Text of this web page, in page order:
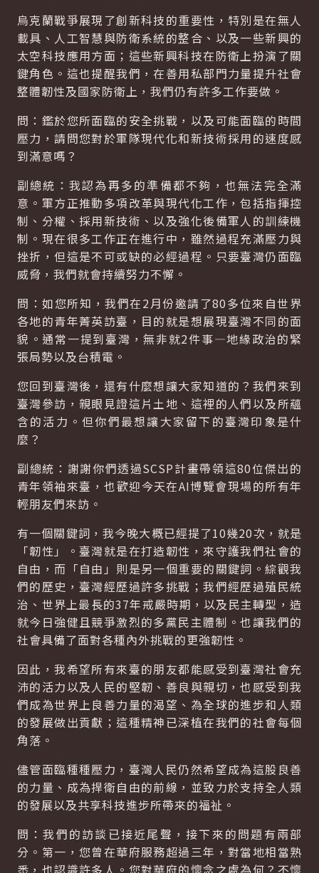
烏克蘭戰爭展現了創新科技的重要性，特別是在無人
載具、人工智慧與防衛系統的整合、以及一些新興的
太空科技應用方面；這些新興科技在防衛上扮演了關
鍵角色。這也提醒我們，在善用私部門力量提升社會
整體韌性及國家防衛上，我們仍有許多工作要做。
問：鑑於您所面臨的安全挑戰，以及可能面臨的時間
壓力，請問您對於軍隊現代化和新技術採用的速度感
到滿意嗎？
副總統：我認為再多的準備都不夠，也無法完全滿
意。軍方正推動多項改革與現代化工作，包括指揮控
制、分權、採用新技術、以及強化後備軍人的訓練機
制。現在很多工作正在進行中，雖然過程充滿壓力與
挫折，但這是不可或缺的必經過程。只要臺灣仍面臨
威脅，我們就會持續努力不懈。
問：如您所知，我們在2月份邀請了80多位來自世界
各地的青年菁英訪臺，目的就是想展現臺灣不同的面
貌。通常一提到臺灣，無非就2件事—地緣政治的緊
張局勢以及台積電。
您回到臺灣後，還有什麼想讓大家知道的？我們來到
臺灣參訪，親眼見證這片土地、這裡的人們以及所蘊
含的活力。但你們最想讓大家留下的臺灣印象是什
麼？
副總統：謝謝你們透過SCSP計畫帶領這80位傑出的
青年領袖來臺，也歡迎今天在AI博覽會現場的所有年
輕朋友們來訪。
有一個關鍵詞，我今晚大概已經提了10幾20次，就是
「韌性」。臺灣就是在打造韌性，來守護我們社會的
自由，而「自由」則是另一個重要的關鍵詞。綜觀我
們的歷史，臺灣經歷過許多挑戰；我們經歷過殖民統
治、世界上最長的37年戒嚴時期，以及民主轉型，造
就今日強健且競爭激烈的多黨民主體制。也讓我們的
社會具備了面對各種內外挑戰的更強韌性。
因此，我希望所有來臺的朋友都能感受到臺灣社會充
沛的活力以及人民的堅韌、善良與親切，也感受到我
們成為世界上良善力量的渴望、為全球的進步和人類
的發展做出貢獻；這種精神已深植在我們的社會每個
角落。
儘管面臨種種壓力，臺灣人民仍然希望成為這股良善
的力量、成為捍衛自由的前線，並致力於支持全人類
的發展以及共享科技進步所帶來的福祉。
問：我們的訪談已接近尾聲，接下來的問題有兩部
分。第一，您曾在華府服務超過三年，對當地相當熟
悉，也認識許多人。您對華府的懷念之處為何？不懷